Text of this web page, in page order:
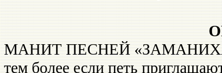
МАНИТ ПЕСНЕЙ
тем более если петь